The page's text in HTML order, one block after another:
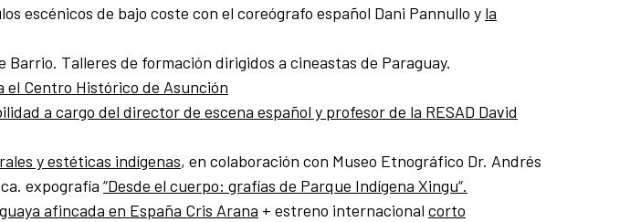
escénicos de bajo coste con el coreógrafo español Dani Pannullo y la
Talleres de formación dirigidos a cineastas de Paraguay.
Centro Histórico de Asunción
a cargo del director de escena español y profesor de la RESAD David
y estéticas indígenas, en colaboración con Museo Etnográfico Dr. Andrés
expografía “Desde el cuerpo: grafías de Parque Indígena Xingu“.
afincada en España Cris Arana + estreno internacional corto